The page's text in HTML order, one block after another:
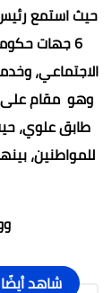
حيث استمع
6 جهات
الاجتماعي،
شاهد أيضًا